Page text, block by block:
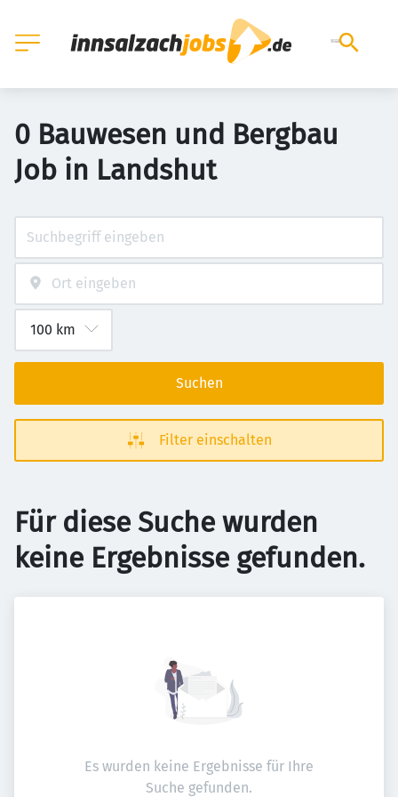
0 Bauwesen und Bergbau
Job in Landshut
Suchen
Filter einschalten
Für diese Suche wurden
keine Ergebnisse gefunden.
Es wurden keine Ergebnisse für Ihre
Suche gefunden.